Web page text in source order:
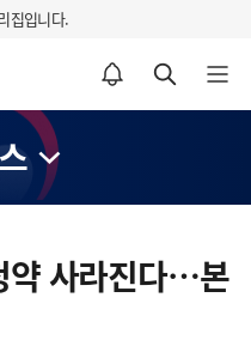
집입니다.
알림설정 바로가기 검색 바로가기 메뉴 열기
약 사라진다…본